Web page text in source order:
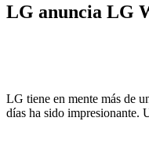
LG anuncia LG
LG tiene en mente más de
días ha sido impresionante.